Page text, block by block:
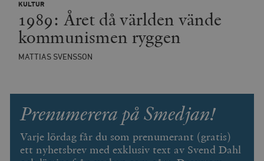
KULTUR
1989: Året då världen vände
kommunismen ryggen
MATTIAS SVENSSON
Prenumerera på Smedjan!
Varje lördag får du som prenumerant (gratis)
ett nyhetsbrev med exklusiv text av Svend Dahl